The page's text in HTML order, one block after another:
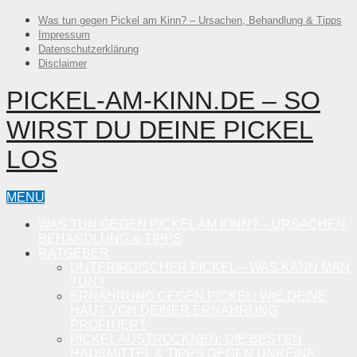
Was tun gegen Pickel am Kinn? – Ursachen, Behandlung & Tipps
Impressum
Datenschutzerklärung
Disclaimer
PICKEL-AM-KINN.DE – SO
WIRST DU DEINE PICKEL
LOS
MENU